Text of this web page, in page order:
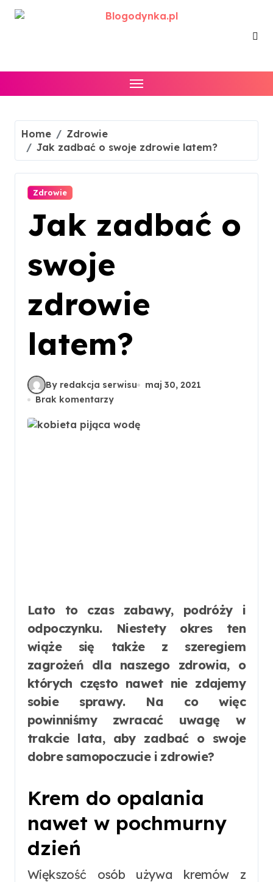
Skip
Home
Zdrowie
Jak zadbać o swoje zdrowie latem?
Zdrowie
Jak zadbać o
swoje
zdrowie
latem?
By redakcja serwisu
maj 30, 2021
Brak komentarzy
Lato to czas zabawy, podróży i
odpoczynku. Niestety okres ten
wiąże się także z szeregiem
zagrożeń dla naszego zdrowia, o
których często nawet nie zdajemy
sobie sprawy. Na co więc
powinniśmy zwracać uwagę w
trakcie lata, aby zadbać o swoje
dobre samopoczucie i zdrowie?
Krem do opalania
nawet w pochmurny
dzień
Większość osób używa kremów z